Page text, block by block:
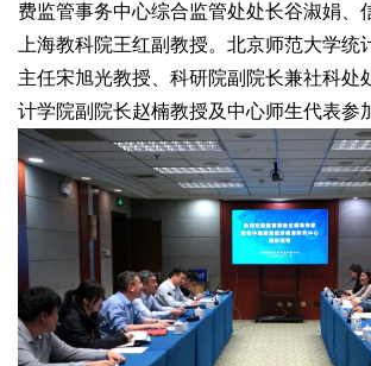
费监管事务中心综合监管处处长谷淑娟、
上海教科院王红副教授。北京师范大学统
主任宋旭光教授、科研院副院长兼社科处
计学院副院长赵楠教授及中心师生代表参